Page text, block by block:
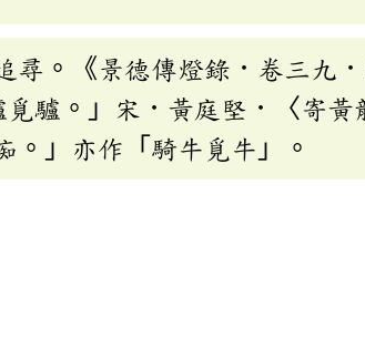
尋。《景德傳燈錄．卷三九
驢。」宋．黃庭堅．〈寄黃
。」亦作「騎牛覓牛」。